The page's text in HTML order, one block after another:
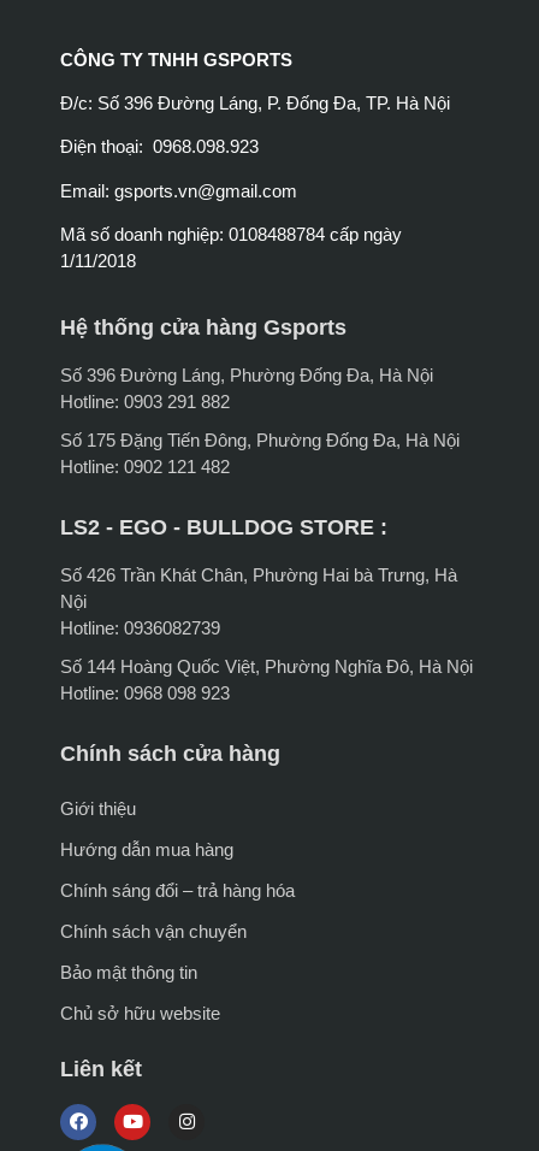
CÔNG TY TNHH GSPORTS
Đ/c: Số 396 Đường Láng, P. Đống Đa, TP. Hà Nội
Điện thoại: 0968.098.923
Email: gsports.vn@gmail.com
Mã số doanh nghiệp: 0108488784 cấp ngày
1/11/2018
Hệ thống cửa hàng Gsports
Số 396 Đường Láng, Phường Đống Đa, Hà Nội
Hotline: 0903 291 882
Số 175 Đặng Tiến Đông, Phường Đống Đa, Hà Nội
Hotline: 0902 121 482
LS2 - EGO - BULLDOG STORE :
Số 426 Trần Khát Chân, Phường Hai bà Trưng, Hà
Nội
Hotline: 0936082739
Số 144 Hoàng Quốc Việt, Phường Nghĩa Đô, Hà Nội
Hotline: 0968 098 923
Chính sách cửa hàng
Giới thiệu
Hướng dẫn mua hàng
Chính sáng đổi – trả hàng hóa
Chính sách vận chuyển
Bảo mật thông tin
Chủ sở hữu website
Liên kết